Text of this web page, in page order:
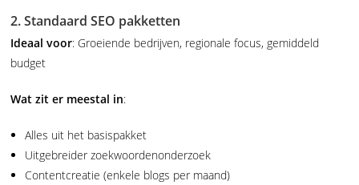
2. Standaard SEO pakketten
Ideaal voor: Groeiende bedrijven, regionale focus, gemiddeld
budget
Wat zit er meestal in:
Alles uit het basispakket
Uitgebreider zoekwoordenonderzoek
Contentcreatie (enkele blogs per maand)